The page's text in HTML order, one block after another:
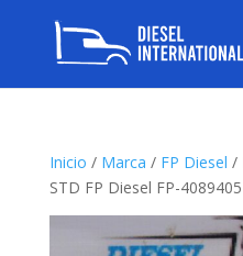
Inicio / Marca / FP Diesel /
STD FP Diesel FP-4089405